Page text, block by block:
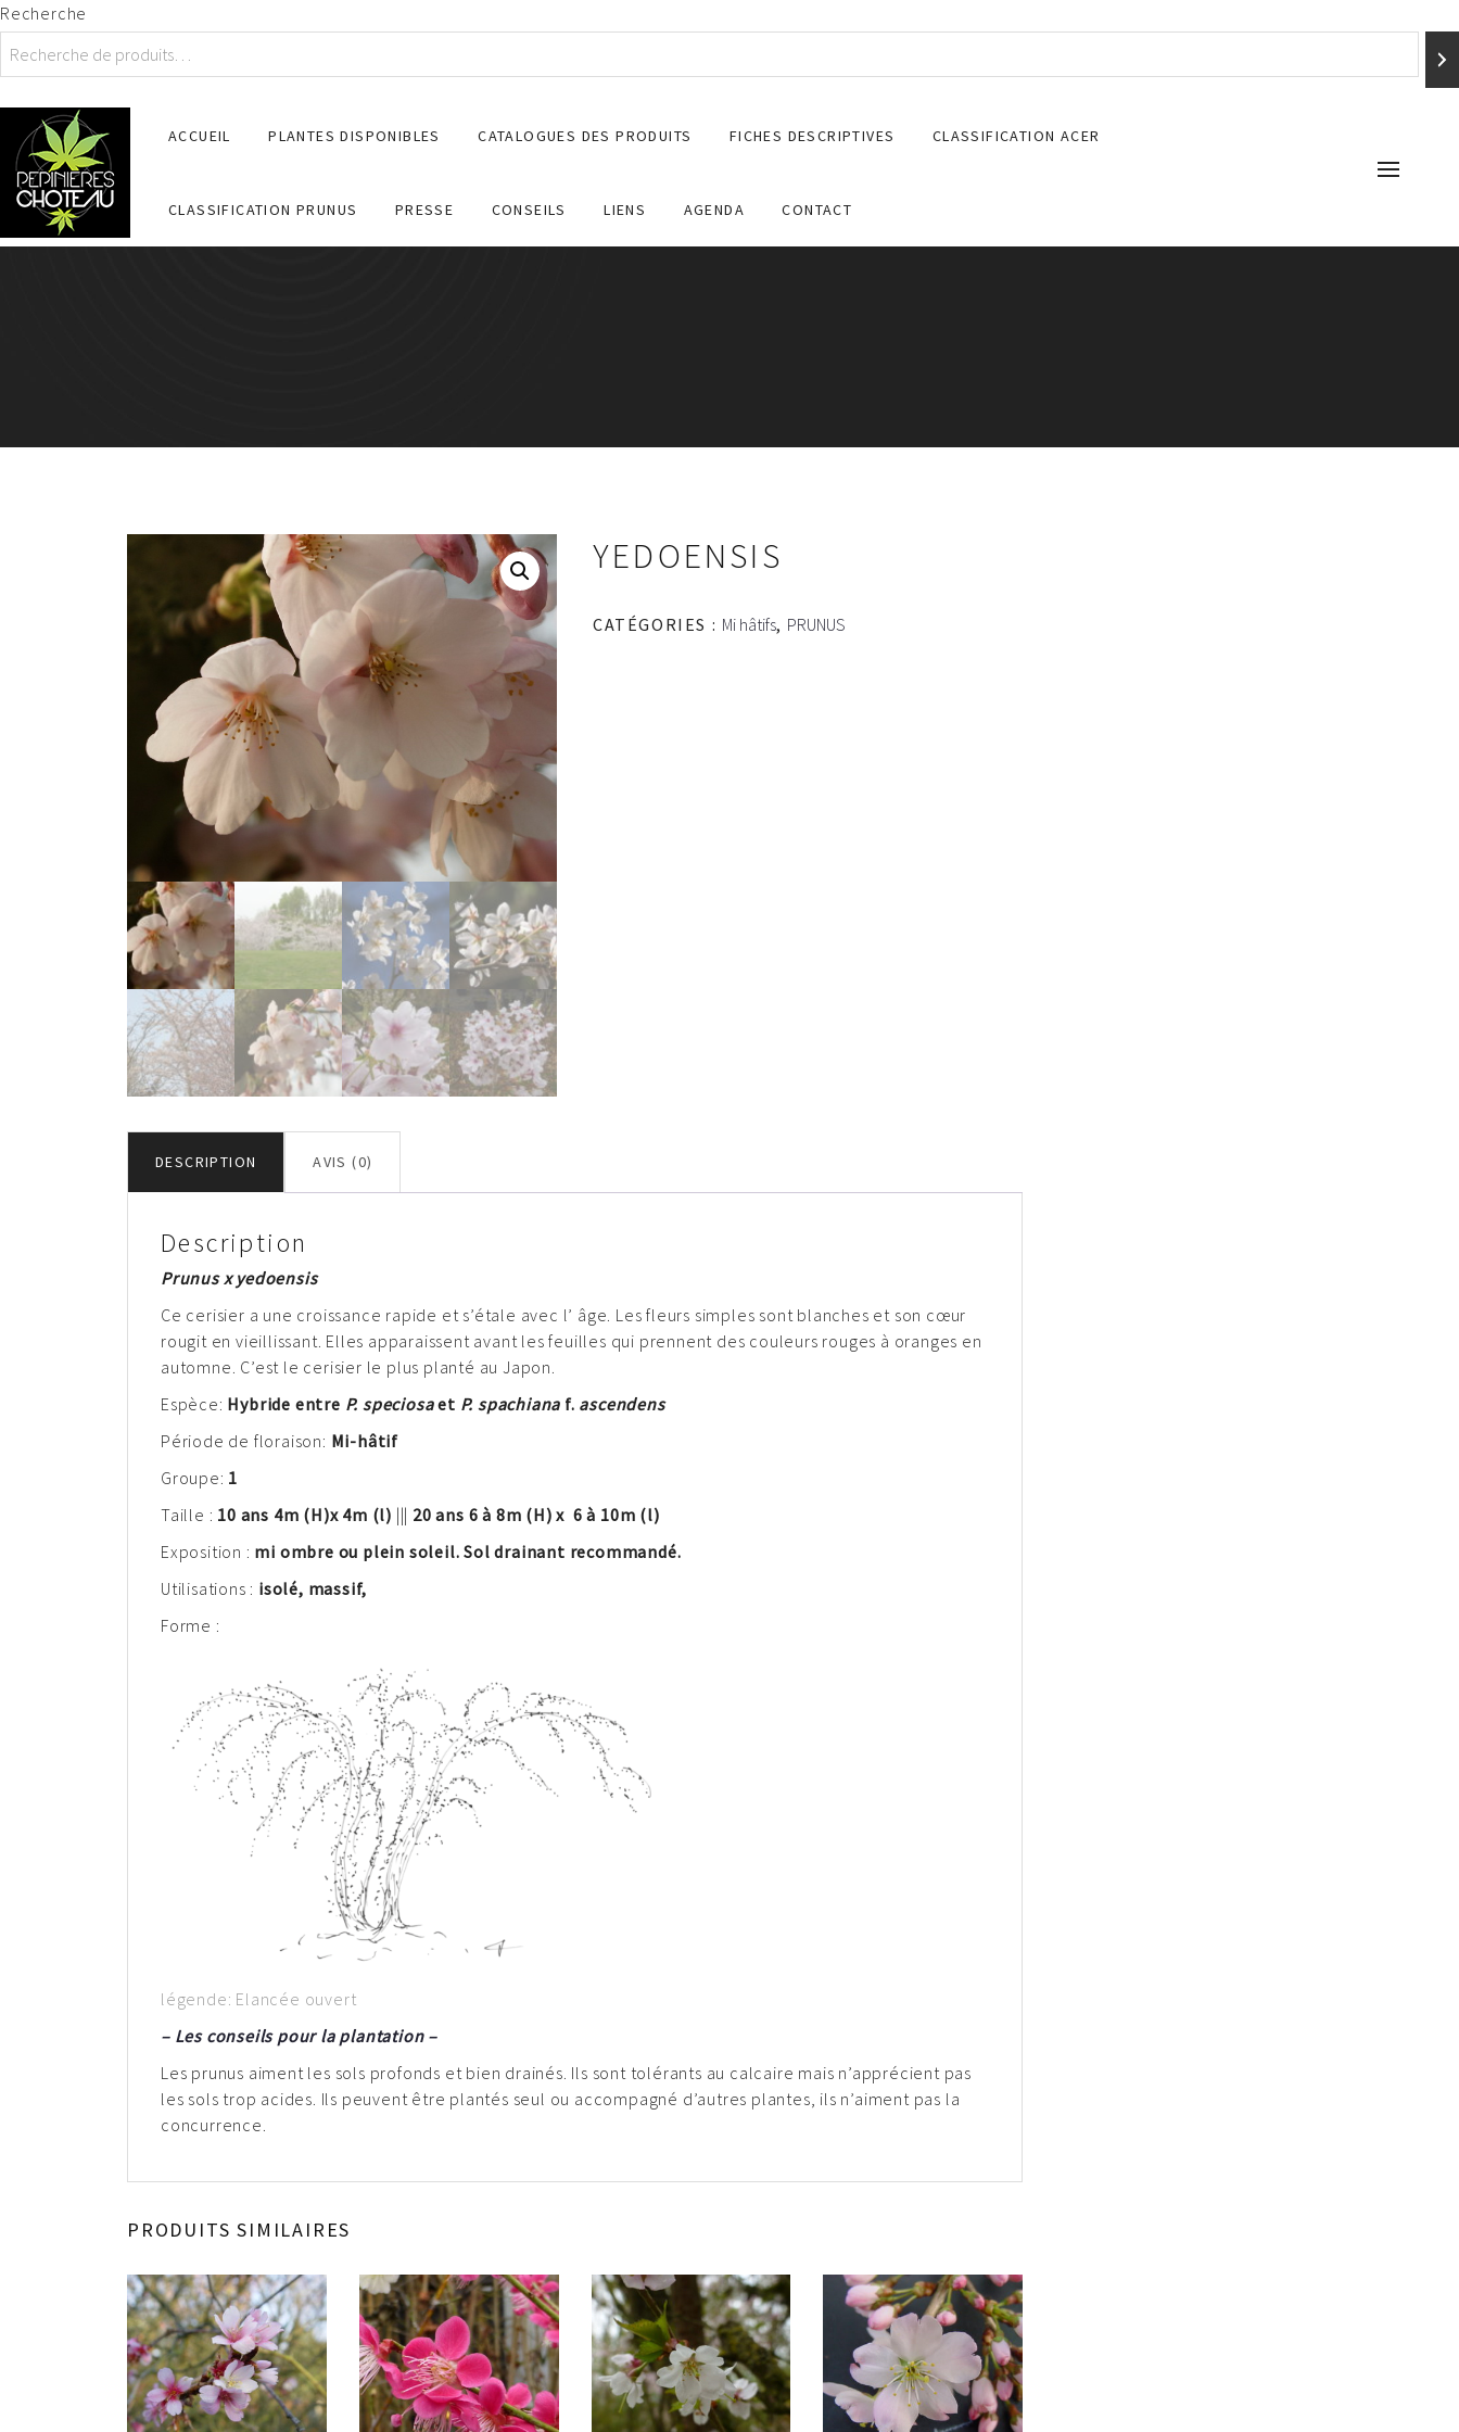
Recherche
ACCUEIL PLANTES DISPONIBLES CATALOGUES DES PRODUITS FICHES DESCRIPTIVES CLASSIFICATION ACER
CLASSIFICATION PRUNUS PRESSE CONSEILS LIENS AGENDA CONTACT
YEDOENSIS
CATÉGORIES : Mi hâtifs, PRUNUS
DESCRIPTION AVIS (0)
Description
Prunus x yedoensis
Ce cerisier a une croissance rapide et s’étale avec l’ âge. Les fleurs simples sont blanches et son cœur
rougit en vieillissant. Elles apparaissent avant les feuilles qui prennent des couleurs rouges à oranges en
automne. C’est le cerisier le plus planté au Japon.
Espèce: Hybride entre P. speciosaet P. spachiana f. ascendens
Période de floraison: Mi-hâtif
Groupe: 1
Taille : 10 ans 4m (H)x 4m (l) ||| 20 ans 6 à 8m (H) x 6 à 10m (l)
Exposition : mi ombre ou plein soleil. Sol drainant recommandé.
Utilisations : isolé, massif,
Forme :
légende: Elancée ouvert
– Les conseils pour la plantation –
Les prunus aiment les sols profonds et bien drainés. Ils sont tolérants au calcaire mais n’apprécient pas
les sols trop acides. Ils peuvent être plantés seul ou accompagné d’autres plantes, ils n’aiment pas la
concurrence.
PRODUITS SIMILAIRES